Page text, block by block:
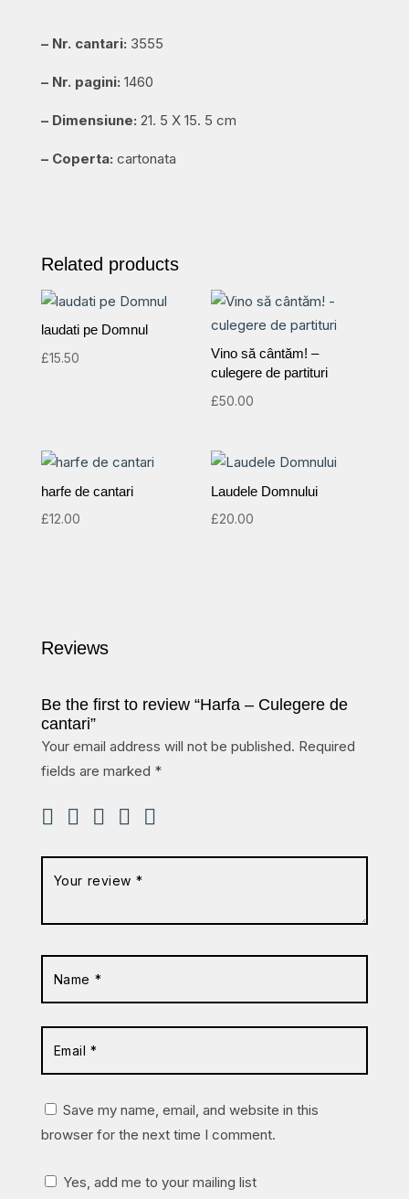
– Nr. cantari: 3555
– Nr. pagini: 1460
– Dimensiune: 21. 5 X 15. 5 cm
– Coperta: cartonata
Related products
laudati pe Domnul
£15.50
Vino să cântăm! –
culegere de partituri
£50.00
harfe de cantari
£12.00
Laudele Domnului
£20.00
Reviews
Be the first to review “Harfa – Culegere de
cantari”
Your email address will not be published. Required
fields are marked *
Save my name, email, and website in this
browser for the next time I comment.
Yes, add me to your mailing list